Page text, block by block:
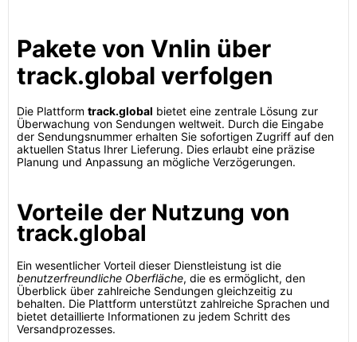
Pakete von Vnlin über
track.global verfolgen
Die Plattform track.global bietet eine zentrale Lösung zur
Überwachung von Sendungen weltweit. Durch die Eingabe
der Sendungsnummer erhalten Sie sofortigen Zugriff auf den
aktuellen Status Ihrer Lieferung. Dies erlaubt eine präzise
Planung und Anpassung an mögliche Verzögerungen.
Vorteile der Nutzung von
track.global
Ein wesentlicher Vorteil dieser Dienstleistung ist die
benutzerfreundliche Oberfläche, die es ermöglicht, den
Überblick über zahlreiche Sendungen gleichzeitig zu
behalten. Die Plattform unterstützt zahlreiche Sprachen und
bietet detaillierte Informationen zu jedem Schritt des
Versandprozesses.